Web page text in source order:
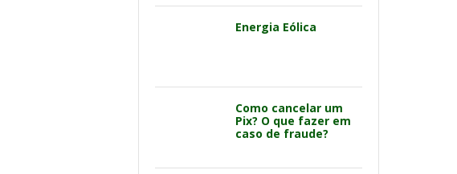
Energia Eólica
Como cancelar um
Pix? O que fazer em
caso de fraude?